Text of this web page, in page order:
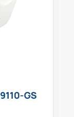
GS